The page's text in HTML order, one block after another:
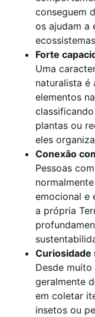
conseguem
os ajudam a
Forte
Uma
naturalista é
elementos
plantas ou
eles
Conexão
Pessoas
emocional e
a própria
Curiosidade
Desde
geralmente
em coletar
insetos ou